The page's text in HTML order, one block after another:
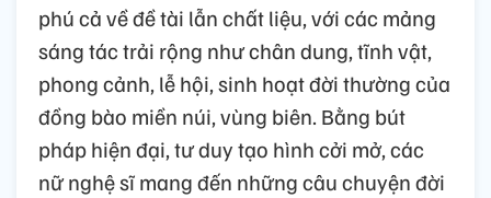
phú cả về đề tài lẫn chất liệu, với các mảng
sáng tác trải rộng như chân dung, tĩnh vật,
phong cảnh, lễ hội, sinh hoạt đời thường của
đồng bào miền núi, vùng biên. Bằng bút
pháp hiện đại, tư duy tạo hình cởi mở, các
nữ nghệ sĩ mang đến những câu chuyện đời